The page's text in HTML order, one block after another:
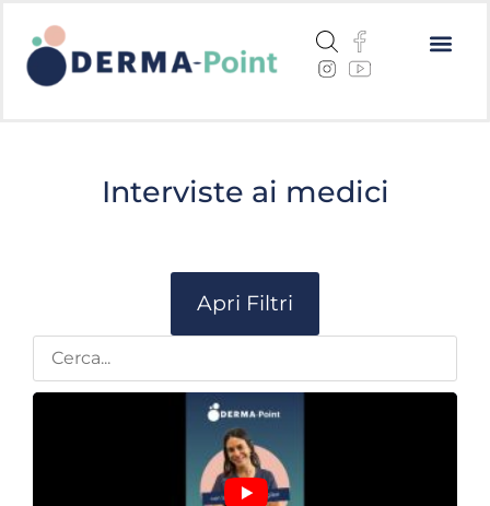
Interviste ai medici
Apri Filtri